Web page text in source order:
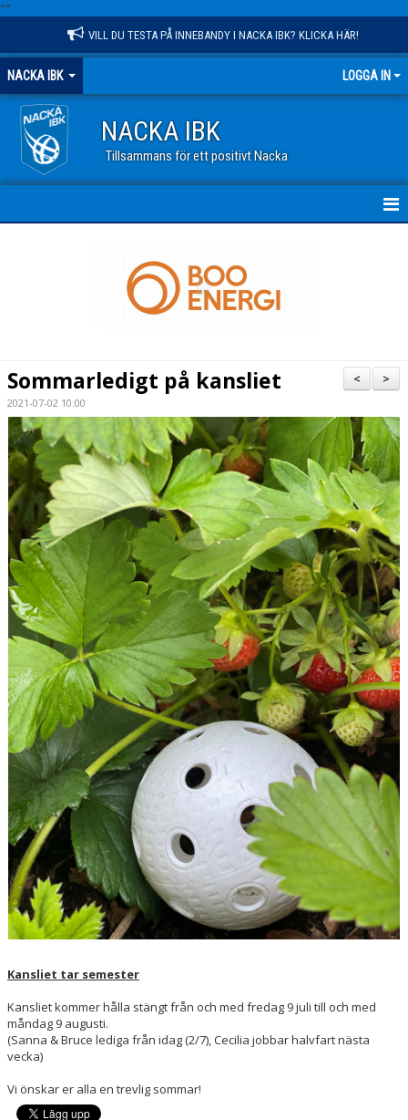
""
VILL DU TESTA PÅ INNEBANDY I NACKA IBK? KLICKA HÄR!
NACKA IBK LOGGA IN
NACKA IBK
Tillsammans för ett positivt Nacka
OM KLUBBEN
SPORTHALLAR
MATCHER
CAFETERIAN
DOKUMENT
NACKA X
KLUBBSHOPEN
INNEBANDY PLAY
NACKAPOKALEN
DOMARE & MATCHLEDARE
>
<
Sommarledigt på kansliet
2021-07-02 10:00
Kansliet tar semester
Kansliet kommer hålla stängt från och med fredag 9 juli till och med
måndag 9 augusti.
(Sanna & Bruce lediga från idag (2/7), Cecilia jobbar halvfart nästa
vecka)
Vi önskar er alla en trevlig sommar!